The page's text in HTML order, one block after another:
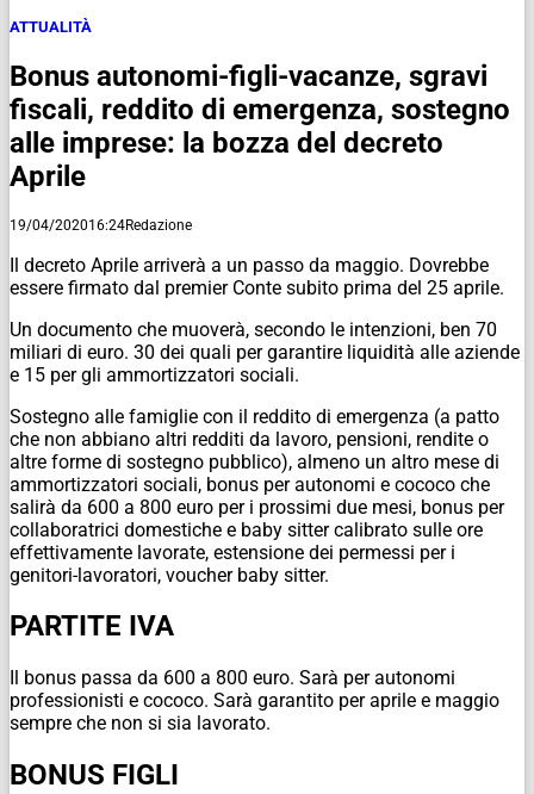
ATTUALITÀ
Bonus autonomi-figli-vacanze, sgravi
fiscali, reddito di emergenza, sostegno
alle imprese: la bozza del decreto
Aprile
19/04/202016:24Redazione
Il decreto Aprile arriverà a un passo da maggio. Dovrebbe
essere firmato dal premier Conte subito prima del 25 aprile.
Un documento che muoverà, secondo le intenzioni, ben 70
miliari di euro. 30 dei quali per garantire liquidità alle aziende
e 15 per gli ammortizzatori sociali.
Sostegno alle famiglie con il reddito di emergenza (a patto
che non abbiano altri redditi da lavoro, pensioni, rendite o
altre forme di sostegno pubblico), almeno un altro mese di
ammortizzatori sociali, bonus per autonomi e cococo che
salirà da 600 a 800 euro per i prossimi due mesi, bonus per
collaboratrici domestiche e baby sitter calibrato sulle ore
effettivamente lavorate, estensione dei permessi per i
genitori-lavoratori, voucher baby sitter.
PARTITE IVA
Il bonus passa da 600 a 800 euro. Sarà per autonomi
professionisti e cococo. Sarà garantito per aprile e maggio
sempre che non si sia lavorato.
BONUS FIGLI